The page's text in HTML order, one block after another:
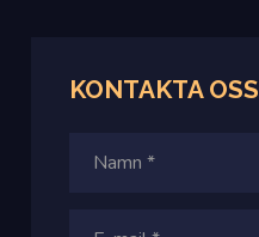
KONTAKTAOSS